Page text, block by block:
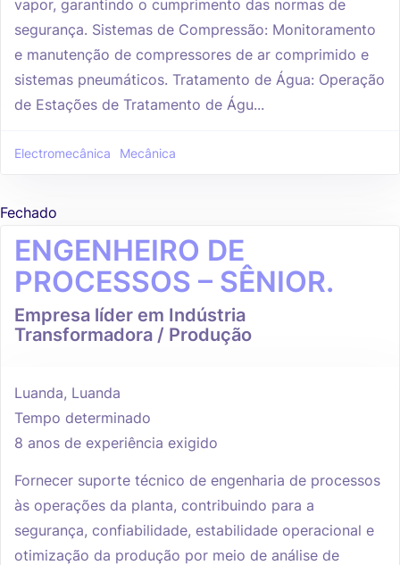
vapor, garantindo o cumprimento das normas de
segurança. Sistemas de Compressão: Monitoramento
e manutenção de compressores de ar comprimido e
sistemas pneumáticos. Tratamento de Água: Operação
de Estações de Tratamento de Águ...
Electromecânica Mecânica
Fechado
ENGENHEIRO DE
PROCESSOS – SÊNIOR.
Empresa líder em Indústria
Transformadora / Produção
Luanda, Luanda
Tempo determinado
8 anos de experiência exigido
Fornecer suporte técnico de engenharia de processos
às operações da planta, contribuindo para a
segurança, confiabilidade, estabilidade operacional e
otimização da produção por meio de análise de